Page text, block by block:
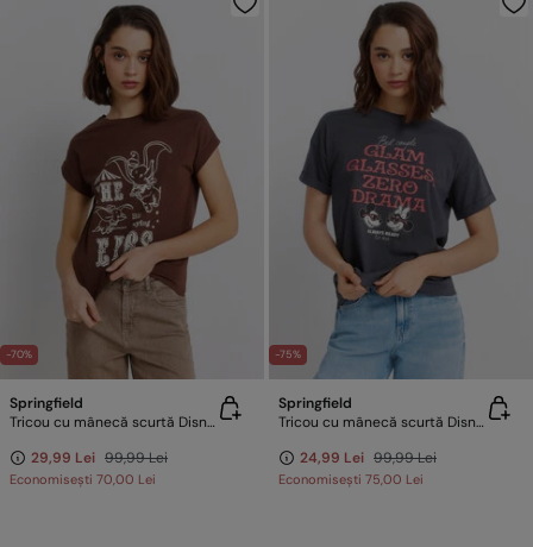
-70%
Springfield
Tricou cu mânecă scurtă Disney
29,99 Lei 99,99 Lei
Economisești 70,00 Lei
-75%
Springfield
Tricou cu mânecă scurtă Disney
24,99 Lei 99,99 Lei
Economisești 75,00 Lei